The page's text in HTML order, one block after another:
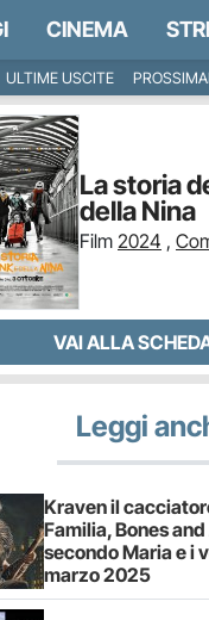
CINEMA
ULTIME USCITE
La storia
della Nina
Film 2024 ,
VAI ALLA
Leggi
Kraven il
Familia, Bones
secondo Maria e i
marzo 2025